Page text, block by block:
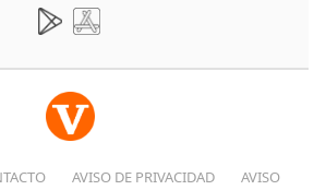
AVISO DE PRIVACIDAD AVISO